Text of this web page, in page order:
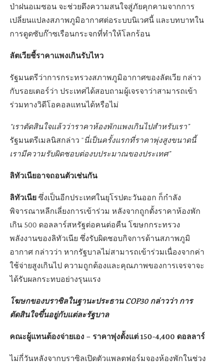
ป่าฝนอเมซอน จะช่วยดึงความสนใจสู่ภัยคุกคามจากการ
เปลี่ยนแปลงสภาพภูมิอากาศต่อระบบนิเวศนี้ และบทบาทใน
การดูดซับก๊าซเรือนกระจกที่ทำให้โลกร้อน
ลัตเวียชี้ราคาแพงเกินรับไหว
รัฐมนตรีว่าการกระทรวงสภาพภูมิอากาศของลัตเวีย กล่าว
กับรอยเตอร์ว่า ประเทศได้สอบถามผู้เจรจาว่าสามารถเข้า
ร่วมทางวิดีโอคอลแทนได้หรือไม่
“เราตัดสินใจแล้วว่าราคาห้องพักแพงเกินไปสำหรับเรา”
รัฐมนตรีเมลนิสกล่าว “นี่เป็นครั้งแรกที่ราคาพุ่งสูงขนาดนี้
เรามีความรับผิดชอบต่องบประมาณของประเทศ”
ลิทัวเนียอาจถอนตัวเช่นกัน
ลิทัวเนียซึ่งเป็นอีกประเทศในยุโรปตะวันออก ก็กำลัง
พิจารณาหลีกเลี่ยงการเข้าร่วม หลังจากถูกตั้งราคาห้องพัก
เกิน 500 ดอลลาร์สหรัฐต่อคนต่อคืน โฆษกกระทรวง
พลังงานของลิทัวเนีย ซึ่งรับผิดชอบกิจการด้านสภาพภูมิ
อากาศ กล่าวว่า หากรัฐบาลไม่สามารถเข้าร่วมเนื่องจากค่า
ใช้จ่ายสูงเกินไป ความถูกต้องและคุณภาพของการเจรจาจะ
ได้รับผลกระทบอย่างรุนแรง
โฆษกของบราซิลในฐานะประธาน COP30 กล่าวว่า การ
ตัดสินใจขึ้นอยู่กับแต่ละรัฐบาล
คณะผู้แทนต้องจ่ายเอง – ราคาพุ่งตั้งแต่ 150-4,400 ดอลลาร์
ไม่กี่วันหลังจากบราซิลเปิดตัวแพลตฟอร์มจองห้องพักในช่วง